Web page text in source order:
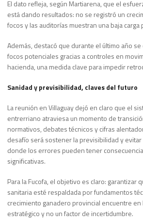
El dato refleja, según Martiarena, que el
está dando resultados: no se registró un
focos y las auditorías muestran una baja carga
Además, destacó que durante el último año
focos potenciales gracias a controles en
hacienda, una medida clave para impedir
Sanidad y previsibilidad, claves del futuro
La reunión en Villaguay dejó en claro que el
entrerriano atraviesa un momento de
normativos, debates técnicos y cifras
desafío será sostener la previsibilidad y
donde los errores pueden tener
significativas.
Para la Fucofa, el objetivo es claro: garantizar
sanitaria esté respaldada por fundamentos
crecimiento ganadero provincial encuentre en
estratégico y no un factor de incertidumbre.